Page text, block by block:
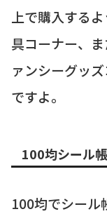
上で購入する
具コーナー、
ァンシーグッ
ですよ。
100均シール
100均でシール